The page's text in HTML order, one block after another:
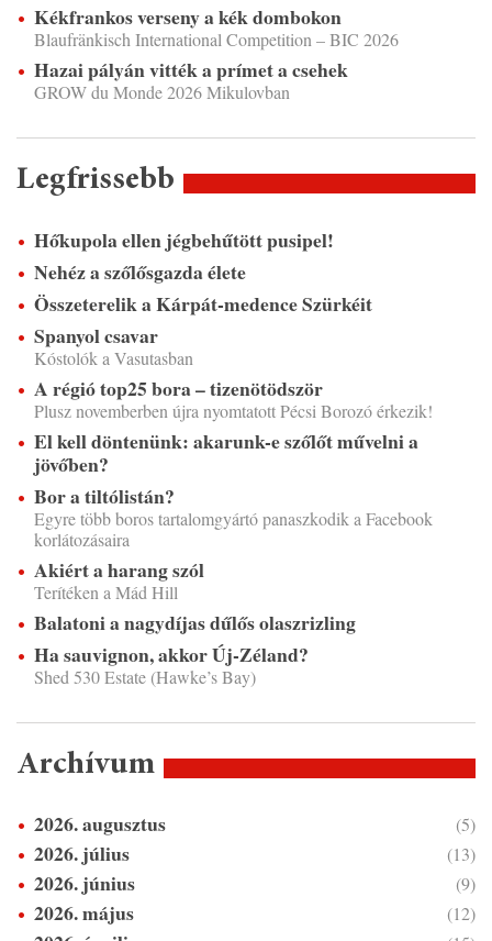
Kékfrankos verseny a kék dombokon
Blaufränkisch International Competition – BIC 2026
Hazai pályán vitték a prímet a csehek
GROW du Monde 2026 Mikulovban
Legfrissebb
Hőkupola ellen jégbehűtött pusipel!
Nehéz a szőlősgazda élete
Összeterelik a Kárpát-medence Szürkéit
Spanyol csavar
Kóstolók a Vasutasban
A régió top25 bora – tizenötödször
Plusz novemberben újra nyomtatott Pécsi Borozó érkezik!
El kell döntenünk: akarunk-e szőlőt művelni a
jövőben?
Bor a tiltólistán?
Egyre több boros tartalomgyártó panaszkodik a Facebook
korlátozásaira
Akiért a harang szól
Terítéken a Mád Hill
Balatoni a nagydíjas dűlős olaszrizling
Ha sauvignon, akkor Új-Zéland?
Shed 530 Estate (Hawke’s Bay)
Archívum
2026. augusztus (5)
2026. július (13)
2026. június (9)
2026. május (12)